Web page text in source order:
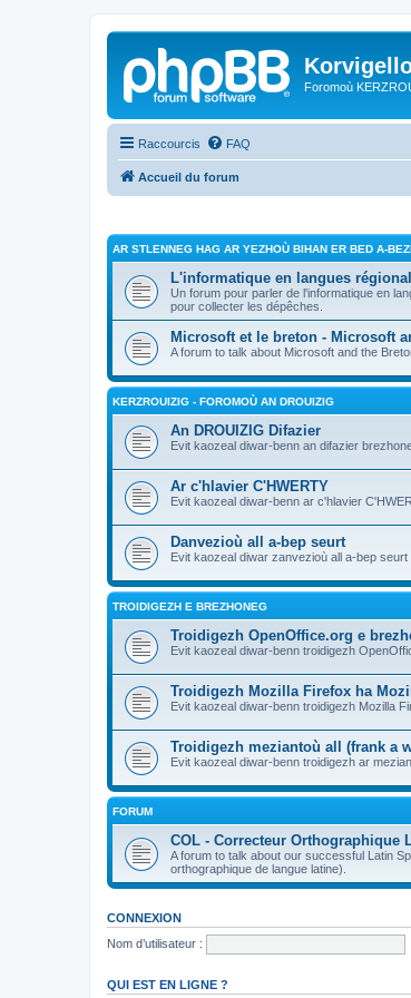
Foromoù
Raccourcis FAQ
Accueil du forum
AR STLENNEG HAG AR YEZHOÙ BIHAN ER BED A-
L'informatique en langues
Un forum pour parler de l'informatique en
pour collecter les dépêches.
Microsoft et le breton - Microsoft
A forum to talk about Microsoft and the
KERZROUIZIG - FOROMOÙ AN DROUIZIG
An DROUIZIG Difazier
Evit kaozeal diwar-benn an difazier
Ar c'hlavier C'HWERTY
Evit kaozeal diwar-benn ar c'hlavier
Danvezioù all a-bep seurt
Evit kaozeal diwar zanvezioù all a-bep
TROIDIGEZH E BREZHONEG
Troidigezh OpenOffice.org e
Evit kaozeal diwar-benn troidigezh
Troidigezh Mozilla Firefox ha
Evit kaozeal diwar-benn troidigezh Mozilla
Troidigezh meziantoù all (frank a
Evit kaozeal diwar-benn troidigezh ar
FORUM
COL - Correcteur Orthographique
A forum to talk about our successful Latin
orthographique de langue latine).
CONNEXION
Nom d’utilisateur :
QUI EST EN LIGNE ?